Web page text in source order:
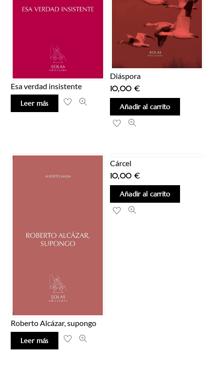
Esa verdad insistente
Leer más
Diáspora
10,00 €
Añadir al carrito
Roberto Alcázar, supongo
Leer más
Cárcel
10,00 €
Añadir al carrito